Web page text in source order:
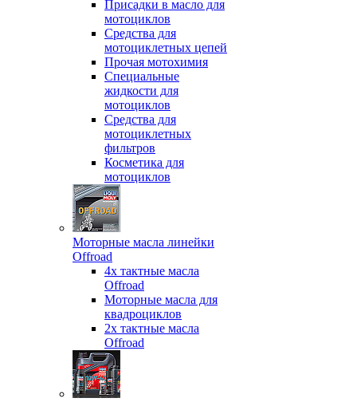
Присадки в масло для
мотоциклов
Средства для
мотоциклетных цепей
Прочая мотохимия
Специальные
жидкости для
мотоциклов
Средства для
мотоциклетных
фильтров
Косметика для
мотоциклов
Моторные масла линейки
Offroad
4х тактные масла
Offroad
Моторные масла для
квадроциклов
2х тактные масла
Offroad